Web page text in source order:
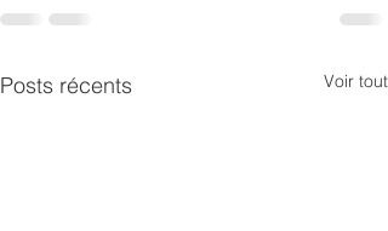
Posts récents Voir tout